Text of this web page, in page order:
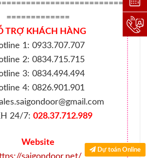
=============
TRỢ KHÁCH HÀNG
1: 0933.707.707
2: 0834.715.715
3: 0834.494.494
4: 0826.901.901
24/7: 028.37.712.989
Website
Dự toán Online